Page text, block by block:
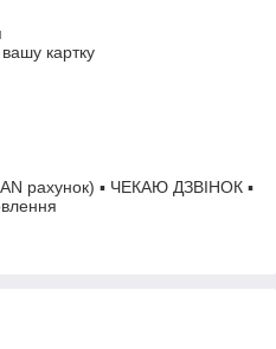
картку
рахунок) ▪ ЧЕКАЮ ДЗВІНОК ▪